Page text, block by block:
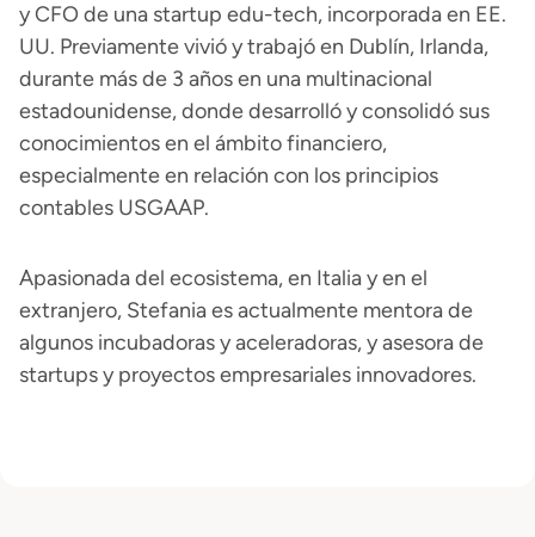
y CFO de una startup edu-tech, incorporada en EE.
UU. Previamente vivió y trabajó en Dublín, Irlanda,
durante más de 3 años en una multinacional
estadounidense, donde desarrolló y consolidó sus
conocimientos en el ámbito financiero,
especialmente en relación con los principios
contables USGAAP.
Apasionada del ecosistema, en Italia y en el
extranjero, Stefania es actualmente mentora de
algunos incubadoras y aceleradoras, y asesora de
startups y proyectos empresariales innovadores.